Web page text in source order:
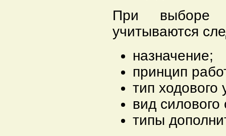
При выборе
учитываются
назначение;
принцип
тип ходового
вид
типы